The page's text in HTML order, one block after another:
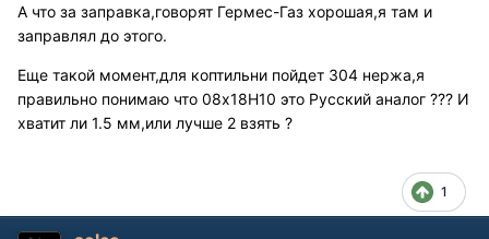
А что за заправка,говорят Гермес-Газ хорошая,я там и
заправлял до этого.
Еще такой момент,для коптильни пойдет 304 нержа,я
правильно понимаю что 08х18Н10 это Русский аналог ??? И
хватит ли 1.5 мм,или лучше 2 взять ?
1